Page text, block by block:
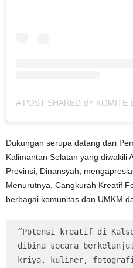
Dukungan serupa datang dari
Kalimantan Selatan yang diwakili
Provinsi, Dinansyah,
Menurutnya, Cangkurah Kreatif
berbagai komunitas dan UMKM
“Potensi kreatif di
dibina secara
kriya, kuliner,